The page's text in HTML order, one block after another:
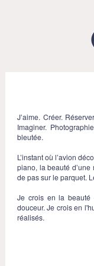
J’aime. Créer.
Imaginer.
bleutée.
L’instant où l’avion
piano, la beauté d’une
de pas sur le parquet.
Je crois en la beauté
douceur. Je crois en
réalisés.